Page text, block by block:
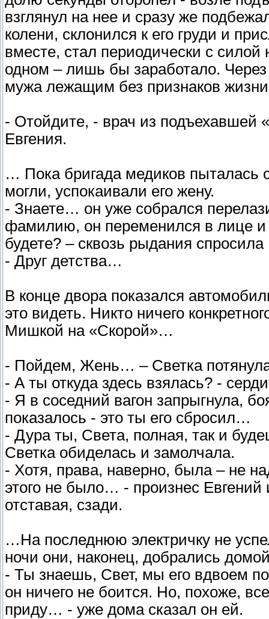
взглянул на нее и сразу же
колени, склонился к его груди и
вместе, стал периодически с силой
одном – лишь бы заработало.
мужа лежащим без признаков
- Отойдите, - врач из подъехавшей
Евгения.
… Пока бригада медиков пыталась
могли, успокаивали его жену.
- Знаете… он уже собрался
фамилию, он переменился в лице и
будете? – сквозь рыдания
- Друг детства…
В конце двора показался
это видеть. Никто ничего
Мишкой на «Скорой»…
- Пойдем, Жень… – Светка
- А ты откуда здесь взялась? -
- Я в соседний вагон запрыгнула,
показалось - это ты его сбросил…
- Дура ты, Света, полная, так и
Светка обиделась и замолчала.
- Хотя, права, наверно, была – не
этого не было… - произнес
отставая, сзади.
…На последнюю электричку не
ночи они, наконец, добрались
- Ты знаешь, Свет, мы его вдвоем
он ничего не боится. Но, похоже,
приду… - уже дома сказал он ей.